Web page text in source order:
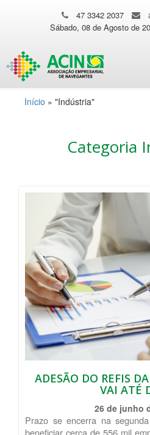
47 3342 2037
Sábado, 08 de Agosto de
Início » "Indústria"
Categoria
ADESÃO DO REFIS
VAI ATÉ
26 de junho
Prazo se encerra na
beneficiar cerca de 556 mil